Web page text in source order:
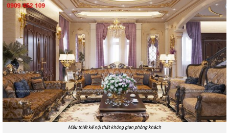
Mẫu thiết kế nội thất không gian phòng khách